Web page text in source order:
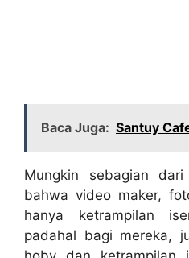
Baca Juga: Santuy
Mungkin sebagian
bahwa video maker,
hanya ketrampilan
padahal bagi mereka,